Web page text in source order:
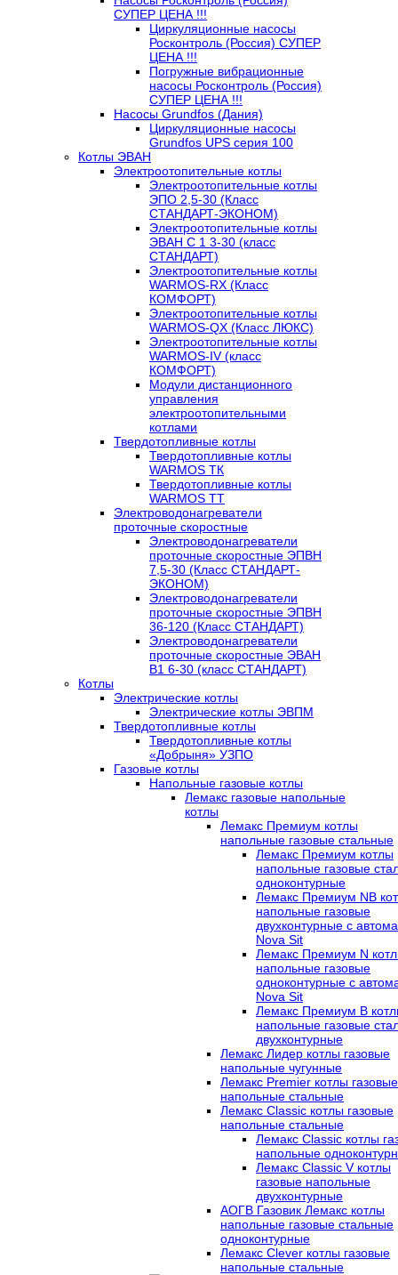
СУПЕР ЦЕНА !!!
Циркуляционные насосы
Росконтроль (Россия) СУПЕР
ЦЕНА !!!
Погружные вибрационные
насосы Росконтроль (Россия)
СУПЕР ЦЕНА !!!
Насосы Grundfos (Дания)
Циркуляционные насосы
Grundfos UPS серия 100
Котлы ЭВАН
Электроотопительные котлы
Электроотопительные котлы
ЭПО 2,5-30 (Класс
СТАНДАРТ-ЭКОНОМ)
Электроотопительные котлы
ЭВАН С 1 3-30 (класс
СТАНДАРТ)
Электроотопительные котлы
WARMOS-RX (Класс
КОМФОРТ)
Электроотопительные котлы
WARMOS-QX (Класс ЛЮКС)
Электроотопительные котлы
WARMOS-IV (класс
КОМФОРТ)
Модули дистанционного
управления
электроотопительными
котлами
Твердотопливные котлы
Твердотопливные котлы
WARMOS TК
Твердотопливные котлы
WARMOS TT
Электроводонагреватели
проточные скоростные
Электроводонагреватели
проточные скоростные ЭПВН
7,5-30 (Класс СТАНДАРТ-
ЭКОНОМ)
Электроводонагреватели
проточные скоростные ЭПВН
36-120 (Класс СТАНДАРТ)
Электроводонагреватели
проточные скоростные ЭВАН
В1 6-30 (класс СТАНДАРТ)
Котлы
Электрические котлы
Электрические котлы ЭВПМ
Твердотопливные котлы
Твердотопливные котлы
«Добрыня» УЗПО
Газовые котлы
Напольные газовые котлы
Лемакс газовые напольные
котлы
Лемакс Премиум котлы
напольные газовые стальные
Лемакс Премиум котлы
напольные газовые
одноконтурные
Лемакс Премиум NB
напольные газовые
двухконтурные c
Nova Sit
Лемакс Премиум N
напольные газовые
одноконтурные c
Nova Sit
Лемакс Премиум B
напольные газовые
двухконтурные
Лемакс Лидер котлы газовые
напольные чугунные
Лемакс Premier котлы газовые
напольные стальные
Лемакс Classic котлы газовые
напольные стальные
Лемакс Classic котлы
напольные
Лемакс Classic V котлы
газовые напольные
двухконтурные
АОГВ Газовик Лемакс котлы
напольные газовые стальные
одноконтурные
Лемакс Clever котлы газовые
напольные стальные